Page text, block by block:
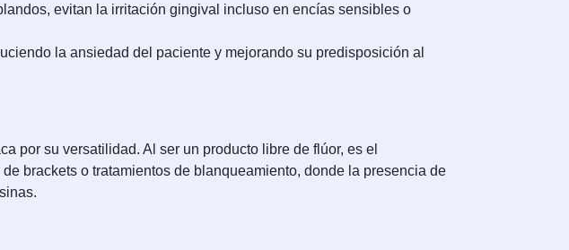
evitan la irritación gingival incluso en encías sensibles o
la ansiedad del paciente y mejorando su predisposición al
por su versatilidad. Al ser un producto libre de flúor, es el
brackets o tratamientos de blanqueamiento, donde la presencia de